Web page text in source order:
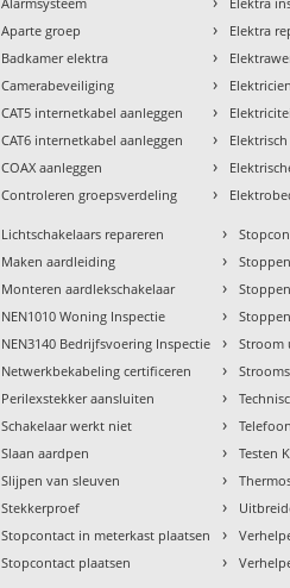
Aparte groep
Badkamer elektra
Camerabeveiliging
CAT5 internetkabel aanleggen
CAT6 internetkabel aanleggen
COAX aanleggen
Controleren groepsverdeling
› Elektra
›
› Elektricien
›
›
›
›
Lichtschakelaars repareren
Maken aardleiding
Monteren aardlekschakelaar
NEN1010 Woning Inspectie
NEN3140 Bedrijfsvoering Inspectie
Netwerkbekabeling certificeren
Perilexstekker aansluiten
Schakelaar werkt niet
Slaan aardpen
Slijpen van sleuven
Stekkerproef
Stopcontact in meterkast plaatsen
Stopcontact plaatsen
›
›
›
›
› Stroom
›
›
›
› Testen
›
›
›
›